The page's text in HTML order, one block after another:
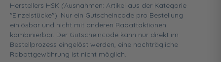
Herstellers HSK (Ausnahmen: Artikel aus der Kategorie
"Einzelstücke"). Nur ein Gutscheincode pro Bestellung
einlösbar und nicht mit anderen Rabattaktionen
kombinierbar. Der Gutscheincode kann nur direkt im
Bestellprozess eingelöst werden, eine nachträgliche
Rabattgewährung ist nicht möglich.